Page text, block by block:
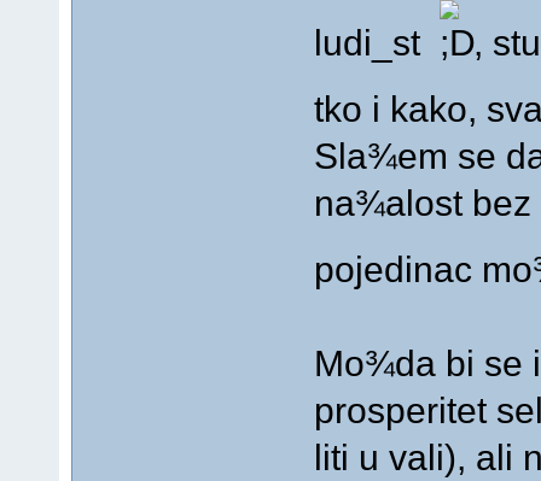
ludi_st
,
tko i kako,
Sla¾em se
na¾alost
pojedinac
Mo¾da bi se
prosperitet
liti u vali), ali